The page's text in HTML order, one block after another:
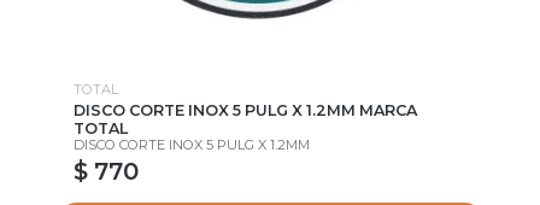
TOTAL
DISCO CORTE INOX 5 PULG X 1.2MM MARCA
TOTAL
DISCO CORTE INOX 5 PULG X 1.2MM
$ 770